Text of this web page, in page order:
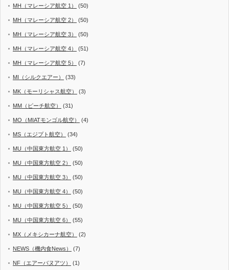
MH（マレーシア航空 1） (50)
MH（マレーシア航空 2） (50)
MH（マレーシア航空 3） (50)
MH（マレーシア航空 4） (51)
MH（マレーシア航空 5） (7)
MI（シルクエアー） (33)
MK（モーリシャス航空） (3)
MM（ピーチ航空） (31)
MO（MIATモンゴル航空） (4)
MS（エジプト航空） (34)
MU（中国東方航空 1） (50)
MU（中国東方航空 2） (50)
MU（中国東方航空 3） (50)
MU（中国東方航空 4） (50)
MU（中国東方航空 5） (50)
MU（中国東方航空 6） (55)
MX（メキシカーナ航空） (2)
NEWS（機内食News） (7)
NF（エアーバヌアツ） (1)